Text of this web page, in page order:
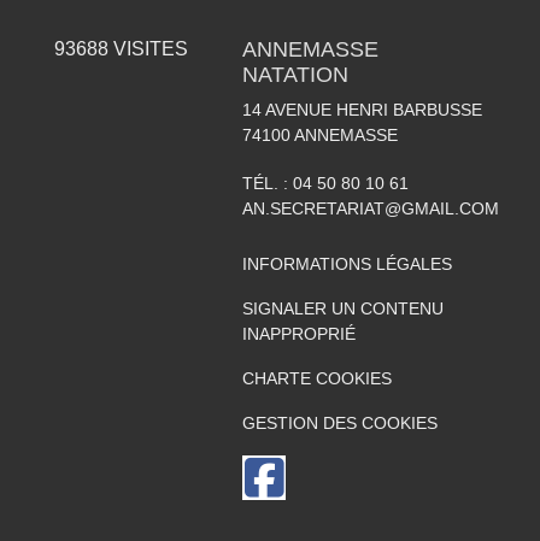
93688VISITES
ANNEMASSE
NATATION
14 AVENUE HENRI BARBUSSE
74100 ANNEMASSE
TÉL. : 04 50 80 10 61
AN.SECRETARIAT@GMAIL.COM
INFORMATIONS LÉGALES
SIGNALER UN CONTENU
INAPPROPRIÉ
CHARTE COOKIES
GESTION DES COOKIES